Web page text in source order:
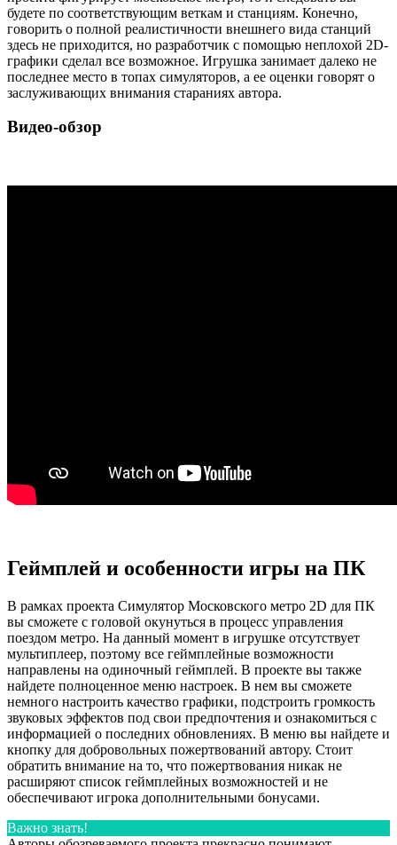
будете по соответствующим веткам и станциям. Конечно,
говорить о полной реалистичности внешнего вида станций
здесь не приходится, но разработчик с помощью неплохой 2D-
графики сделал все возможное. Игрушка занимает далеко не
последнее место в топах симуляторов, а ее оценки говорят о
заслуживающих внимания стараниях автора.
Видео-обзор
Геймплей и особенности игры на ПК
В рамках проекта Симулятор Московского метро 2D для ПК
вы сможете с головой окунуться в процесс управления
поездом метро. На данный момент в игрушке отсутствует
мультиплеер, поэтому все геймплейные возможности
направлены на одиночный геймплей. В проекте вы также
найдете полноценное меню настроек. В нем вы сможете
немного настроить качество графики, подстроить громкость
звуковых эффектов под свои предпочтения и ознакомиться с
информацией о последних обновлениях. В меню вы найдете и
кнопку для добровольных пожертвований автору. Стоит
обратить внимание на то, что пожертвования никак не
расширяют список геймплейных возможностей и не
обеспечивают игрока дополнительными бонусами.
Важно знать!